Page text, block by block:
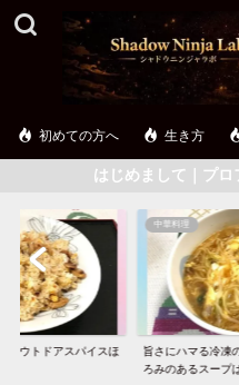
初めての方へ 生き方
はじめまして｜プ
アウトドアスパイスほ
中華料理
旨さにハマる冷凍
ろみのあるスープ